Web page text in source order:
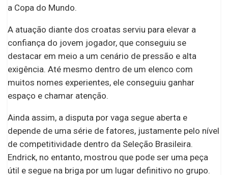
a Copa do Mundo.
A atuação diante dos croatas serviu para elevar a
confiança do jovem jogador, que conseguiu se
destacar em meio a um cenário de pressão e alta
exigência. Até mesmo dentro de um elenco com
muitos nomes experientes, ele conseguiu ganhar
espaço e chamar atenção.
Ainda assim, a disputa por vaga segue aberta e
depende de uma série de fatores, justamente pelo nível
de competitividade dentro da Seleção Brasileira.
Endrick, no entanto, mostrou que pode ser uma peça
útil e segue na briga por um lugar definitivo no grupo.